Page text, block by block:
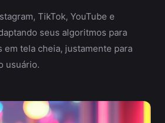
TikTok, YouTube e
seus algoritmos para
tela cheia, justamente para
usuário.